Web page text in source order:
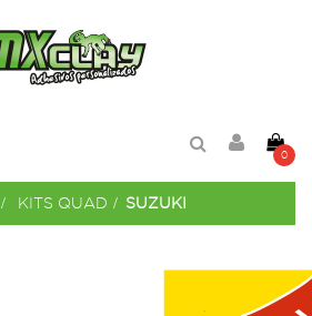
0
> KITS QUAD > SUZUKI